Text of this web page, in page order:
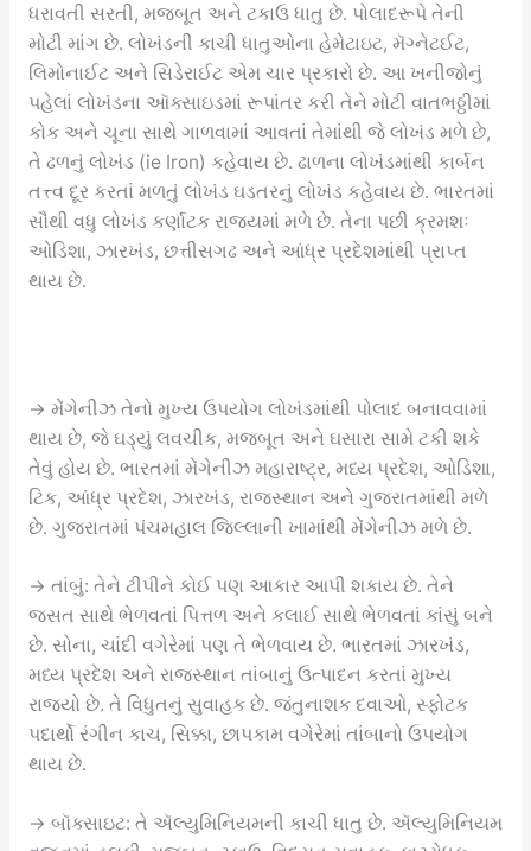
ધરાવતી સરતી, મજબૂત અને ટકાઉ ધાતુ છે. પોલાદરૂપે તેની
મોટી માંગ છે. લોખંડની કાચી ધાતુઓના હેમેટાઇટ, મૅગ્નેટઈટ,
લિમોનાઈટ અને સિડેરાઈટ એમ ચાર પ્રકારો છે. આ ખનીજોનું
પહેલાં લોખંડના ઑક્સાઇડમાં રૂપાંતર કરી તેને મોટી વાતભઠ્ઠીમાં
કોક અને ચૂના સાથે ગાળવામાં આવતાં તેમાંથી જે લોખંડ મળે છે,
તે ઢળનું લોખંડ (ie Iron) કહેવાય છે. ઢાળના લોખંડમાંથી કાર્બન
તત્ત્વ દૂર કરતાં મળતું લોખંડ ઘડતરનું લોખંડ કહેવાય છે. ભારતમાં
સૌથી વધુ લોખંડ કર્ણાટક રાજ્યમાં મળે છે. તેના પછી ક્રમશઃ
ઓડિશા, ઝારખંડ, છત્તીસગઢ અને આંધ્ર પ્રદેશમાંથી પ્રાપ્ત
થાય છે.
→ મેંગેનીઝ તેનો મુખ્ય ઉપયોગ લોખંડમાંથી પોલાદ બનાવવામાં
થાય છે, જે ઘડ્યું લવચીક, મજબૂત અને ઘસારા સામે ટકી શકે
તેવું હોય છે. ભારતમાં મેંગેનીઝ મહારાષ્ટ્ર, મધ્ય પ્રદેશ, ઓડિશા,
ટિક, આંધ્ર પ્રદેશ, ઝારખંડ, રાજસ્થાન અને ગુજરાતમાંથી મળે
છે. ગુજરાતમાં પંચમહાલ જિલ્લાની ખામાંથી મેંગેનીઝ મળે છે.
→ તાંબું: તેને ટીપીને કોઈ પણ આકાર આપી શકાય છે. તેને
જસત સાથે ભેળવતાં પિત્તળ અને કલાઈ સાથે ભેળવતાં કાંસું બને
છે. સોના, ચાંદી વગેરેમાં પણ તે ભેળવાય છે. ભારતમાં ઝારખંડ,
મધ્ય પ્રદેશ અને રાજસ્થાન તાંબાનું ઉત્પાદન કરતાં મુખ્ય
રાજ્યો છે. તે વિધુતનું સુવાહક છે. જંતુનાશક દવાઓ, સ્ફોટક
પદાર્થો રંગીન કાચ, સિક્કા, છાપકામ વગેરેમાં તાંબાનો ઉપયોગ
થાય છે.
→ બૉક્સાઇટ: તે ઍલ્યુમિનિયમની કાચી ધાતુ છે. ઍલ્યુમિનિયમ